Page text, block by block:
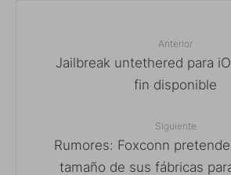
Anterior
Jailbreak untethered para
fin disponible
Siguiente
Rumores: Foxconn
tamaño de sus fábricas